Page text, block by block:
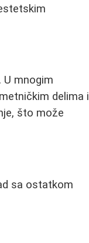
mnogim
delima i
što može
sa ostatkom